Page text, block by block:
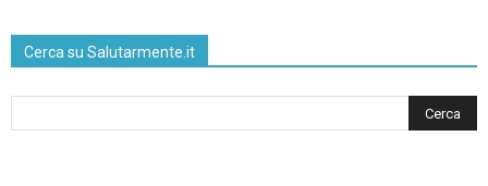
Cerca su Salutarmente.it